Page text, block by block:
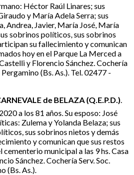
Héctor Raúl Linares; sus
y María Adela Serra; sus
Andrea, Javier, María José, María
sobrinos políticos, sus sobrinos
su fallecimiento y comunican
hoy en el Parque La Merced a
y Florencio Sánchez. Cochería
(Bs. As.). Tel. 02477 -
de BELAZA (Q.E.P.D.).
a los 81 años. Su esposo: José
Zulema y Yolanda Belaza; sus
sus sobrinos nietos y demás
y comunican que sus restos
cementerio municipal a las 9 hs. Casa
Sánchez. Cochería Serv. Soc.
(Bs. As.).